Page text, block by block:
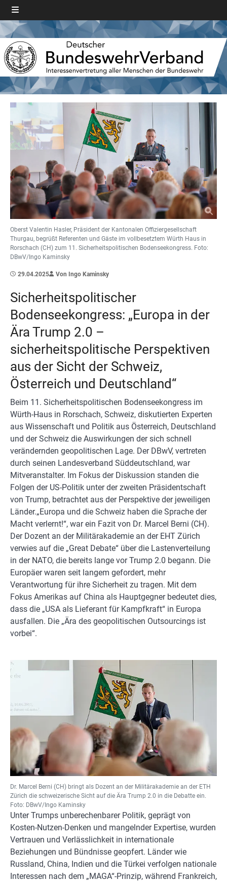
Oberst Valentin Hasler, Präsident der Kantonalen Offiziergesellschaft
Thurgau, begrüßt Referenten und Gäste im vollbesetztem Würth Haus in
Rorschach (CH) zum 11. Sicherheitspolitischen Bodenseekongress. Foto:
DBwV/Ingo Kaminsky
29.04.2025 Von Ingo Kaminsky
Sicherheitspolitischer
Bodenseekongress: „Europa in der
Ära Trump 2.0 –
sicherheitspolitische Perspektiven
aus der Sicht der Schweiz,
Österreich und Deutschland“
Beim 11. Sicherheitspolitischen Bodenseekongress im
Würth-Haus in Rorschach, Schweiz, diskutierten Experten
aus Wissenschaft und Politik aus Österreich, Deutschland
und der Schweiz die Auswirkungen der sich schnell
verändernden geopolitischen Lage. Der DBwV, vertreten
durch seinen Landesverband Süddeutschland, war
Mitveranstalter. Im Fokus der Diskussion standen die
Folgen der US-Politik unter der zweiten Präsidentschaft
von Trump, betrachtet aus der Perspektive der jeweiligen
Länder.„Europa und die Schweiz haben die Sprache der
Macht verlernt!“, war ein Fazit von Dr. Marcel Berni (CH).
Der Dozent an der Militärakademie an der EHT Zürich
verwies auf die „Great Debate“ über die Lastenverteilung
in der NATO, die bereits lange vor Trump 2.0 begann. Die
Europäer waren seit langem gefordert, mehr
Verantwortung für ihre Sicherheit zu tragen. Mit dem
Fokus Amerikas auf China als Hauptgegner bedeutet dies,
dass die „USA als Lieferant für Kampfkraft“ in Europa
ausfallen. Die „Ära des geopolitischen Outsourcings ist
vorbei“.
Dr. Marcel Berni (CH) bringt als Dozent an der Militärakademie an der ETH
Zürich die schweizerische Sicht auf die Ära Trump 2.0 in die Debatte ein.
Foto: DBwV/Ingo Kaminsky
Unter Trumps unberechenbarer Politik, geprägt von
Kosten-Nutzen-Denken und mangelnder Expertise, wurden
Vertrauen und Verlässlichkeit in internationale
Beziehungen und Bündnisse geopfert. Länder wie
Russland, China, Indien und die Türkei verfolgen nationale
Interessen nach dem „MAGA“-Prinzip, während Frankreich,